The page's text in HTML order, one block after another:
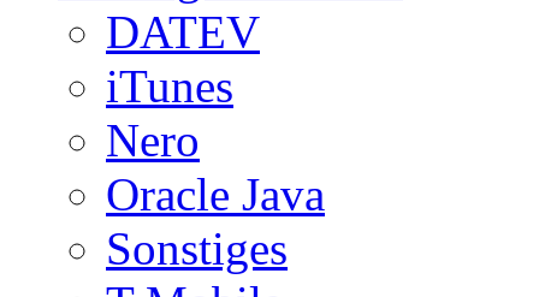
DATEV
iTunes
Nero
Oracle Java
Sonstiges